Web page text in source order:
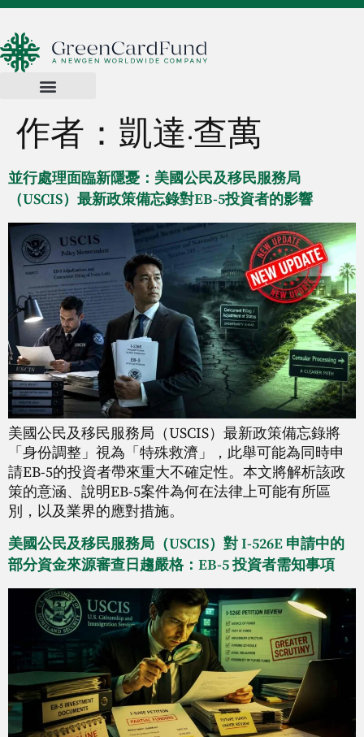
作者： 凱達·查萬
並行處理面臨新隱憂：美國公民及移民服務局
（USCIS）最新政策備忘錄對EB-5投資者的影響
美國公民及移民服務局（USCIS）最新政策備忘錄將
「身份調整」視為「特殊救濟」，此舉可能為同時申
請EB-5的投資者帶來重大不確定性。本文將解析該政
策的意涵、說明EB-5案件為何在法律上可能有所區
別，以及業界的應對措施。
美國公民及移民服務局（USCIS）對 I-526E 申請中的
部分資金來源審查日趨嚴格：EB-5 投資者需知事項